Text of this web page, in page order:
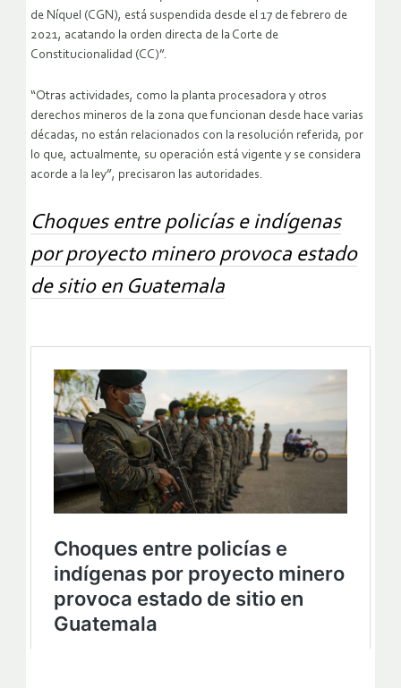
de Níquel (CGN), está suspendida desde el 17 de febrero de
2021, acatando la orden directa de la Corte de
Constitucionalidad (CC)”.
“Otras actividades, como la planta procesadora y otros
derechos mineros de la zona que funcionan desde hace varias
décadas, no están relacionados con la resolución referida, por
lo que, actualmente, su operación está vigente y se considera
acorde a la ley”, precisaron las autoridades.
Choques entre policías e indígenas
por proyecto minero provoca estado
de sitio en Guatemala